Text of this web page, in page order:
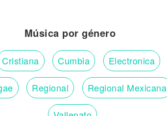
Música por género
Cristiana Cumbia Electronica
Regional Regional Mexicana